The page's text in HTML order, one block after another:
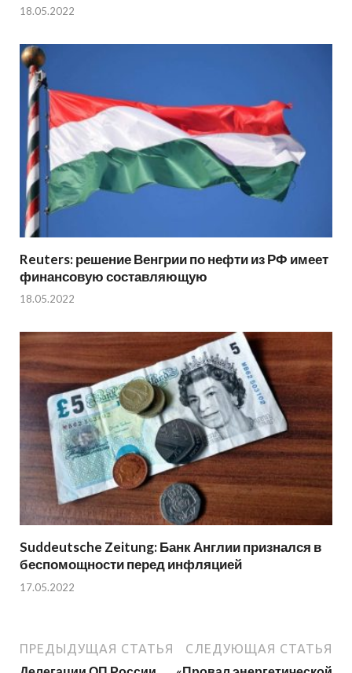
18.05.2022
Reuters: решение Венгрии по нефти из РФ имеет
финансовую составляющую
18.05.2022
Suddeutsche Zeitung: Банк Англии признался в
беспомощности перед инфляцией
17.05.2022
ПРЕДЫДУЩАЯ СТАТЬЯ СЛЕДУЮЩАЯ СТАТЬЯ